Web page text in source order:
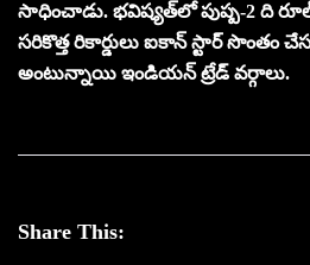
సాధించాడు. భవిష్యత్‌లో పుష్ప-2 ది
సరికొత్త రికార్డులు ఐకాన్‌ స్టార్‌ సొంతం
అంటున్నాయి ఇండియన్‌ ట్రేడ్‌ వర్గాలు.
Share This: